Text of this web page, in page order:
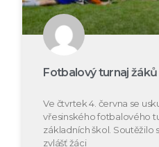
Fotbalový turnaj
Ve čtvrtek 4. června se
vřesinského fotbalového
základních škol. Soutěžilo
zvlášť žáci